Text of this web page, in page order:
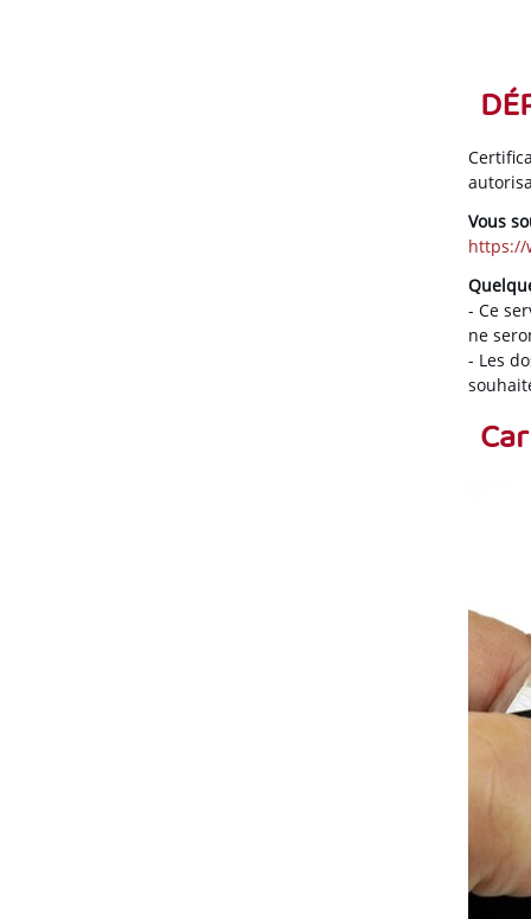
Vous
https://
- Ce
ne
- Les